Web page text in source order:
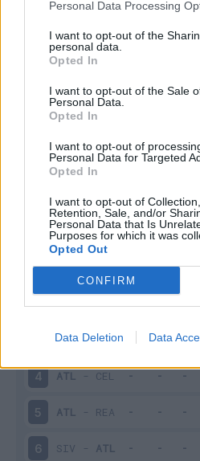
Personal Data Processing
I want to opt-out of the
personal data.
Opted In
I want to opt-out of the Sale
Personal Data.
Opted In
I want to opt-out of
Personal Data for Targeted
Opted In
I want to opt-out of
Retention, Sale, and/or
Personal Data that Is
Purposes for which it was
Opted Out
CONFIRM
Data Deletion Data
Scarica riepilogo
stagionale
Giornata Voto FV
1 ATL-VIL
2 VAL-ATL
REA-ATL
4 ATL - CEL
5 ATL - REA
6 SIV - ATL